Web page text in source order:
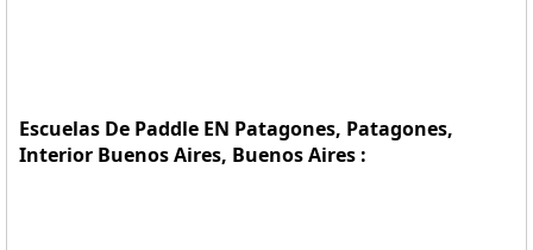
Escuelas De Paddle EN Patagones, Patagones,
Interior Buenos Aires, Buenos Aires :